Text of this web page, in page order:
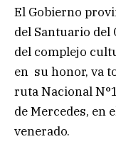
El Gobierno
del Santuario
del complejo
en su honor, va
ruta Nacional
de Mercedes, en
venerado.